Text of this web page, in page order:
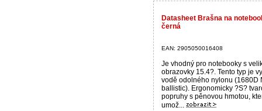
Datasheet Brašna na
černá
EAN: 2905050016408
Je vhodný pro notebooky s
obrazovky 15.4?. Tento typ je
vodě odolného nylonu (1680D
ballistic). Ergonomicky ?S?
popruhy s pěnovou hmotou,
umož...